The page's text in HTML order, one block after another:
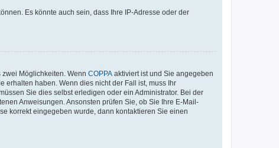
Es könnte auch sein, dass Ihre IP-Adresse oder der
Möglichkeiten. Wenn COPPA aktiviert ist und Sie angegeben
erhalten haben. Wenn dies nicht der Fall ist, muss Ihr
Sie dies selbst erledigen oder ein Administrator. Bei der
Anweisungen. Ansonsten prüfen Sie, ob Sie Ihre E-Mail-
korrekt eingegeben wurde, dann kontaktieren Sie einen